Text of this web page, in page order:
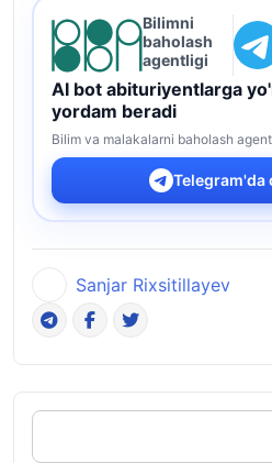
Bilimni
baholash
agentligi
AI bot abituriyentlarga
yordam beradi
Bilim va malakalarni baholash
Telegram'da
Sanjar Rixsitillayev